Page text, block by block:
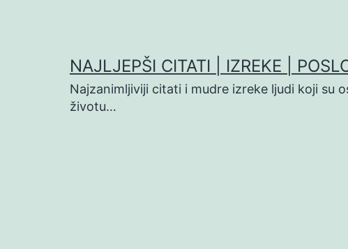
NAJLJEPŠI CITATI | IZREKE |
Najzanimljiviji citati i mudre izreke ljudi koji su
životu…